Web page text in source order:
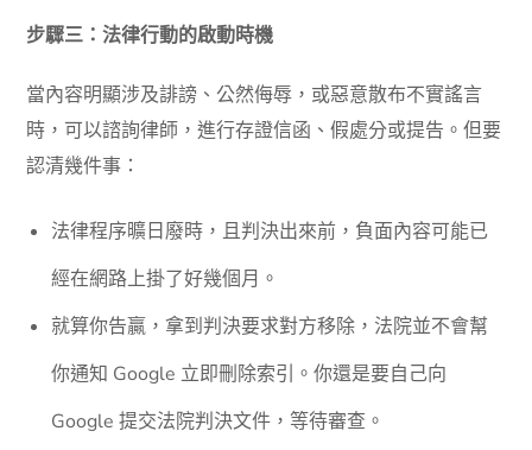
步驟三：法律行動的啟動時機
當內容明顯涉及誹謗、公然侮辱，或惡意散布不實謠言
時，可以諮詢律師，進行存證信函、假處分或提告。但要
認清幾件事：
法律程序曠日廢時，且判決出來前，負面內容可能已
經在網路上掛了好幾個月。
就算你告贏，拿到判決要求對方移除，法院並不會幫
你通知 Google 立即刪除索引。你還是要自己向
Google 提交法院判決文件，等待審查。